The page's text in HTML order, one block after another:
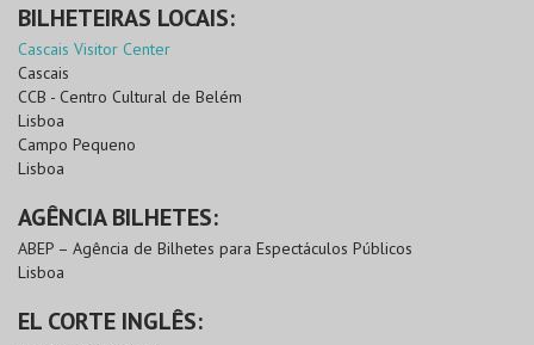
BILHETEIRAS LOCAIS:
Cascais Visitor Center
Cascais
CCB - Centro Cultural de Belém
Lisboa
Campo Pequeno
Lisboa
AGÊNCIA BILHETES:
ABEP – Agência de Bilhetes para Espectáculos Públicos
Lisboa
EL CORTE INGLÊS: